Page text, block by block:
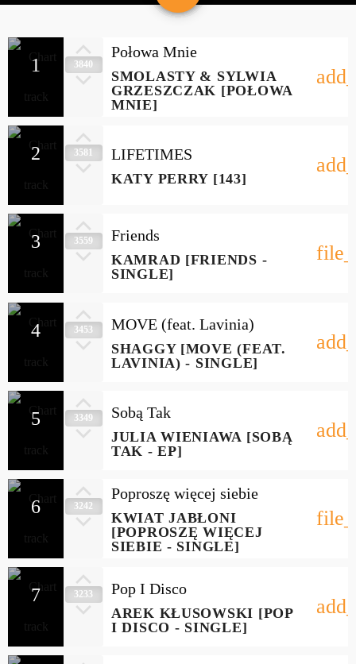
1 3840
Połowa Mnie
SMOLASTY & SYLWIA
GRZESZCZAK [POŁOWA
MNIE]
2 3581 LIFETIMES
KATY PERRY [143]
3 3559 Friends
KAMRAD [FRIENDS -
SINGLE]
4 3453 MOVE (feat. Lavinia)
SHAGGY [MOVE (FEAT.
LAVINIA) - SINGLE]
5 3349 Sobą Tak
JULIA WIENIAWA [SOBĄ
TAK - EP]
6 3242
Poproszę więcej siebie
KWIAT JABŁONI
[POPROSZĘ WIĘCEJ
SIEBIE - SINGLE]
7 3233 Pop I Disco
AREK KŁUSOWSKI [POP
I DISCO - SINGLE]